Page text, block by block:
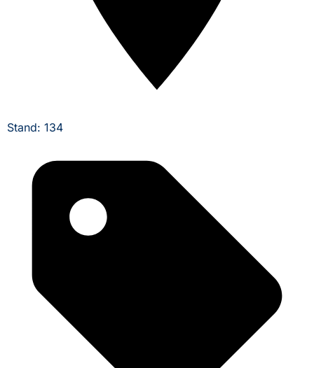
Stand: 134